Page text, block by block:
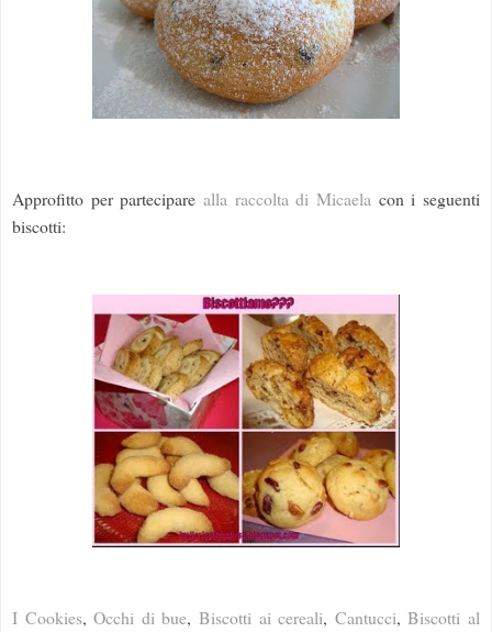
Approfitto per partecipare alla raccolta di Micaela con i seguenti
biscotti:
I Cookies,Occhi di bue,Biscotti ai cereali, Cantucci,Biscotti al